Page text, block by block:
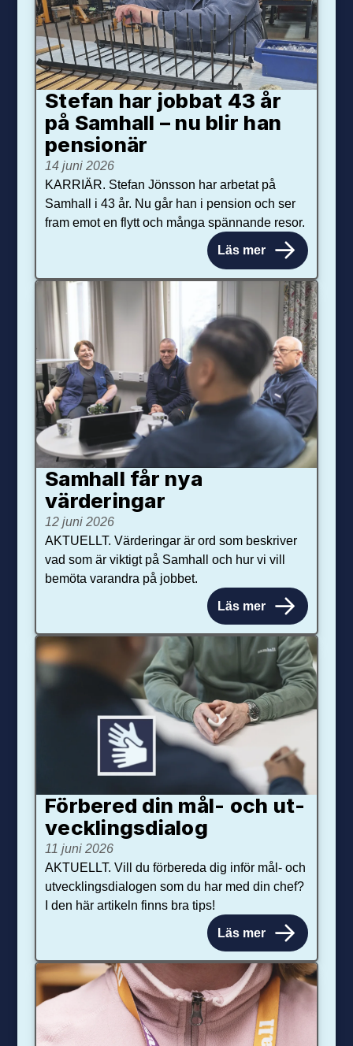
Stefan har jobbat 43 år
på Samhall – nu blir han
pensionär
14 juni 2026
KARRIÄR. Stefan Jönsson har arbetat på
Samhall i 43 år. Nu går han i pension och ser
fram emot en flytt och många spännande resor.
Läs mer
Samhall får nya
värdering­ar
12 juni 2026
AKTUELLT. Värderingar är ord som beskriver
vad som är viktigt på Samhall och hur vi vill
bemöta varandra på jobbet.
Läs mer
Förbered din mål- och ut­
veck­lings­dialog
11 juni 2026
AKTUELLT. Vill du förbereda dig inför mål- och
utvecklingsdialogen som du har med din chef?
I den här artikeln finns bra tips!
Läs mer